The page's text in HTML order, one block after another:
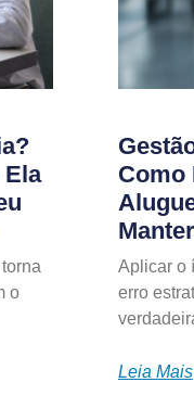
o
Como
Aplicar o
erro
Leia Mais